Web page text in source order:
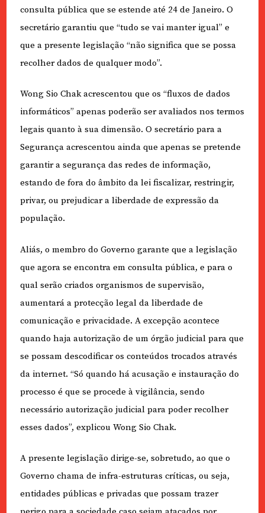
consulta pública que se estende até 24 de Janeiro. O
secretário garantiu que “tudo se vai manter igual” e
que a presente legislação “não significa que se possa
recolher dados de qualquer modo”.
Wong Sio Chak acrescentou que os “fluxos de dados
informáticos” apenas poderão ser avaliados nos termos
legais quanto à sua dimensão. O secretário para a
Segurança acrescentou ainda que apenas se pretende
garantir a segurança das redes de informação,
estando de fora do âmbito da lei fiscalizar, restringir,
privar, ou prejudicar a liberdade de expressão da
população.
Aliás, o membro do Governo garante que a legislação
que agora se encontra em consulta pública, e para o
qual serão criados organismos de supervisão,
aumentará a protecção legal da liberdade de
comunicação e privacidade. A excepção acontece
quando haja autorização de um órgão judicial para que
se possam descodificar os conteúdos trocados através
da internet. “Só quando há acusação e instauração do
processo é que se procede à vigilância, sendo
necessário autorização judicial para poder recolher
esses dados”, explicou Wong Sio Chak.
A presente legislação dirige-se, sobretudo, ao que o
Governo chama de infra-estruturas críticas, ou seja,
entidades públicas e privadas que possam trazer